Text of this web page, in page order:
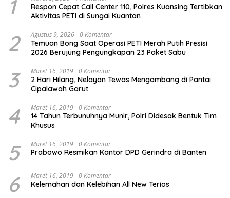
1
Respon Cepat Call Center 110, Polres Kuansing Tertibkan
Aktivitas PETI di Sungai Kuantan
2 Agustus 9, 2026 0 Komentar
Temuan Bong Saat Operasi PETI Merah Putih Presisi
2026 Berujung Pengungkapan 23 Paket Sabu
3 Maret 16, 2019 0 Komentar
2 Hari Hilang, Nelayan Tewas Mengambang di Pantai
Cipalawah Garut
4 Maret 16, 2019 0 Komentar
14 Tahun Terbunuhnya Munir, Polri Didesak Bentuk Tim
Khusus
5 Maret 16, 2019 0 Komentar
Prabowo Resmikan Kantor DPD Gerindra di Banten
6 Maret 16, 2019 0 Komentar
Kelemahan dan Kelebihan All New Terios